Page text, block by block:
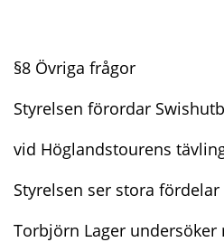
§8 Övriga frågor
Styrelsen förordar
vid Höglandstourens
Styrelsen ser stora
Torbjörn Lager